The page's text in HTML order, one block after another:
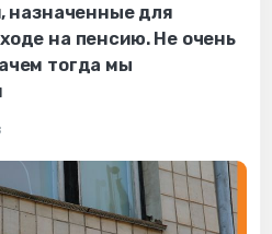
назначенные для
на пенсию. Не очень
тогда мы